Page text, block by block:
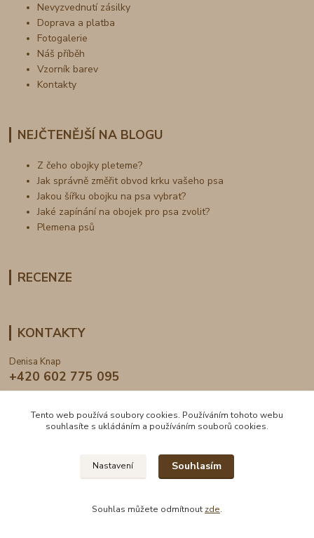
Nevyzvednutí zásilky
Doprava a platba
Fotogalerie
Náš příběh
Vzorník barev
Kontakty
NEJČTENĚJŠÍ NA BLOGU
Z čeho obojky pleteme?
Jak správně změřit obvod krku vašeho psa
Jakou šířku obojku na psa vybrat?
Jaké zapínání na obojek pro psa zvolit?
Plemena psů
RECENZE
KONTAKTY
Denisa Knap
+420 602 775 095
2024 © DogDen.cz, všechna práva vyhrazena
Tento web používá soubory cookies. Používáním tohoto webu
souhlasíte s ukládáním a používáním souborů cookies.
Nastavení Souhlasím
Souhlas můžete odmítnout zde.